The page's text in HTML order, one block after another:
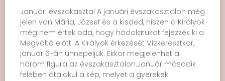
Januári évszakasztal A januári évszakasztalon még
jelen van Mária, József és a kisded, hiszen a Királyok
még nem értek oda, hogy hódolatukat fejezzék ki a
Megváltó előtt. A Királyok érkezését Vízkeresztkor,
január 6-án ünnepeljük. Ekkor megjelenhet a
három figura az évszakasztalon.Január második
felében átalakul a kép, melyet a gyerekek